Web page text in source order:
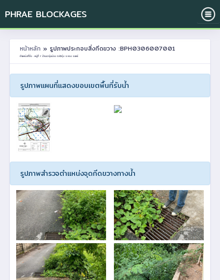
PHRAE BLOCKAGES
หน้าหลัก » รูปภาพประกอบสิ่งกีดขวาง :BPH0306007001
ตำแหน่งที่ตั้ง : หมู่ที่ 7 บ้านนาอุ่นน่อง ต.หัวทุ่ง อ.ลอง จ.แพร่
รูปภาพแผนที่แสดงขอบเขตพื้นที่รับน้ำ
รูปภาพสำรวจตำแหน่งจุดกีดขวางทางน้ำ